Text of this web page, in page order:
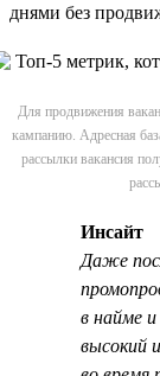
днями без
Для продвижения
кампанию. Адресная
рассылки вакансия
Инсайт
Даже
в найме
высокий